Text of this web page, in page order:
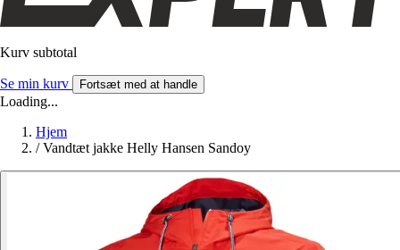
Kurv subtotal
Se min kurv Fortsæt med at handle
Loading...
Hjem
/ Vandtæt jakke Helly Hansen Sandoy